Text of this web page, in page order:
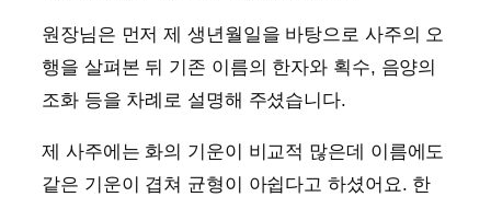
원장님은 먼저 제 생년월일을 바탕으로 사주의 오
행을 살펴본 뒤 기존 이름의 한자와 획수, 음양의
조화 등을 차례로 설명해 주셨습니다.
제 사주에는 화의 기운이 비교적 많은데 이름에도
같은 기운이 겹쳐 균형이 아쉽다고 하셨어요. 한